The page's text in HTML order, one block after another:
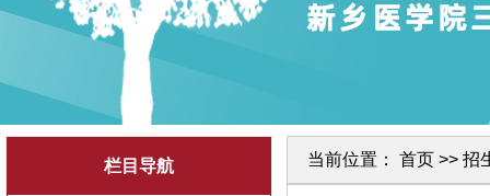
栏目导航 当前位置： 首页 >> 招